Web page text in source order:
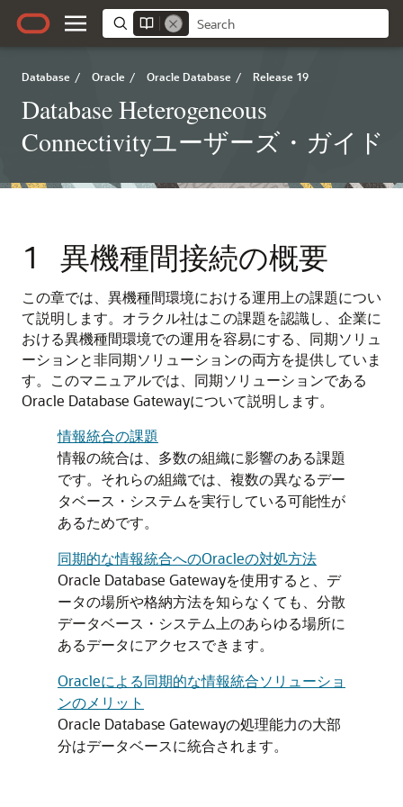
Database / Oracle / Oracle Database / Release 19
Database Heterogeneous
Connectivityユーザーズ・ガイド
1 異機種間接続の概要
この章では、異機種間環境における運用上の課題につい
て説明します。オラクル社はこの課題を認識し、企業に
おける異機種間環境での運用を容易にする、同期ソリュ
ーションと非同期ソリューションの両方を提供していま
す。このマニュアルでは、同期ソリューションである
Oracle Database Gatewayについて説明します。
情報統合の課題
情報の統合は、多数の組織に影響のある課題
です。それらの組織では、複数の異なるデー
タベース・システムを実行している可能性が
あるためです。
同期的な情報統合へのOracleの対処方法
Oracle Database Gatewayを使用すると、デ
ータの場所や格納方法を知らなくても、分散
データベース・システム上のあらゆる場所に
あるデータにアクセスできます。
Oracleによる同期的な情報統合ソリューショ
ンのメリット
Oracle Database Gatewayの処理能力の大部
分はデータベースに統合されます。